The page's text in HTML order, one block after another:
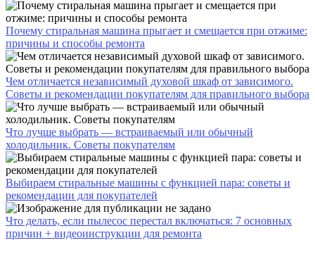
Почему стиральная машина прыгает и смещается при отжиме:
причины и способы ремонта
Чем отличается независимый духовой шкаф от зависимого.
Советы и рекомендации покупателям для правильного выбора
Что лучше выбрать — встраиваемый или обычный
холодильник. Советы покупателям
Выбираем стиральные машины с функцией пара: советы и
рекомендации для покупателей
Что делать, если пылесос перестал включаться: 7 основных
причин + видеоинструкции для ремонта